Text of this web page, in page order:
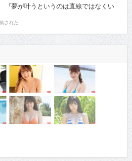
夢が叶うというのは直線ではなくい
された